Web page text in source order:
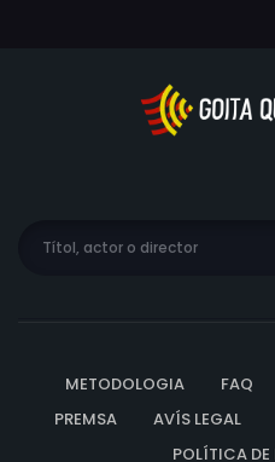
seva manera d'entendre les
METODOLOGIA FAQ
PREMSA
AVÍS LEGAL
POLÍTICA